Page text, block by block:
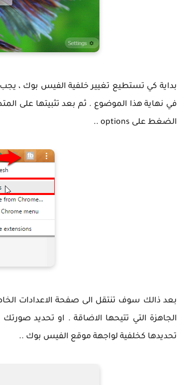
في نهاية هذا الموضوع . ثم بعد تثبيتها على
الضغط على options ..
تحديدها كخلفية لواجهة موقع الفيس بوك ..